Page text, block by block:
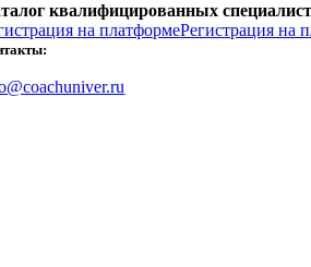
квалифицированных
на платформеРегистрация на